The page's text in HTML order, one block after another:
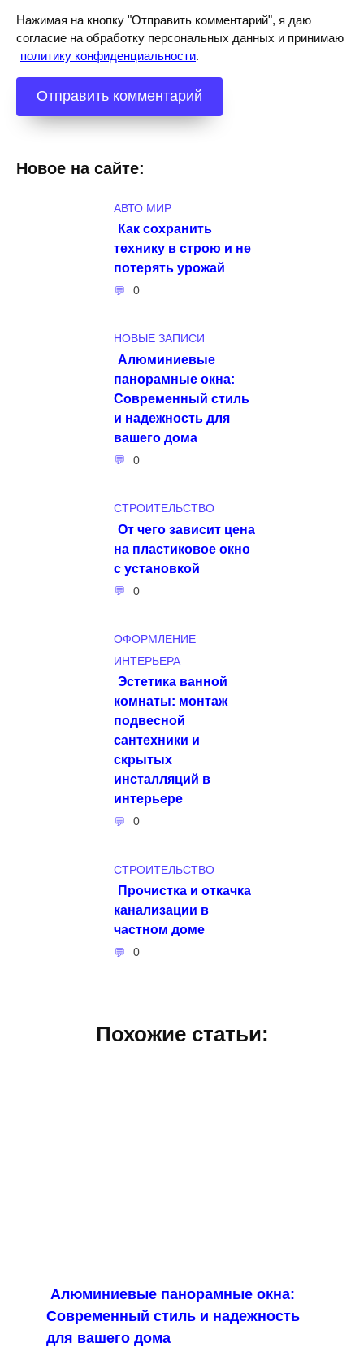
Нажимая на кнопку "Отправить комментарий", я даю
согласие на обработку персональных данных и принимаю
политику конфиденциальности.
Новое на сайте:
АВТО МИР
Как сохранить
технику в строю и не
потерять урожай
0
НОВЫЕ ЗАПИСИ
Алюминиевые
панорамные окна:
Современный стиль
и надежность для
вашего дома
0
СТРОИТЕЛЬСТВО
От чего зависит цена
на пластиковое окно
с установкой
0
ОФОРМЛЕНИЕ
ИНТЕРЬЕРА
Эстетика ванной
комнаты: монтаж
подвесной
сантехники и
скрытых
инсталляций в
интерьере
0
СТРОИТЕЛЬСТВО
Прочистка и откачка
канализации в
частном доме
0
Похожие статьи:
Алюминиевые панорамные окна:
Современный стиль и надежность
для вашего дома